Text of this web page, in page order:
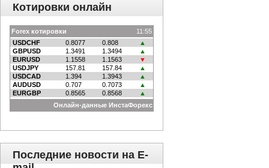
Котировки онлайн
Последние новости на E-